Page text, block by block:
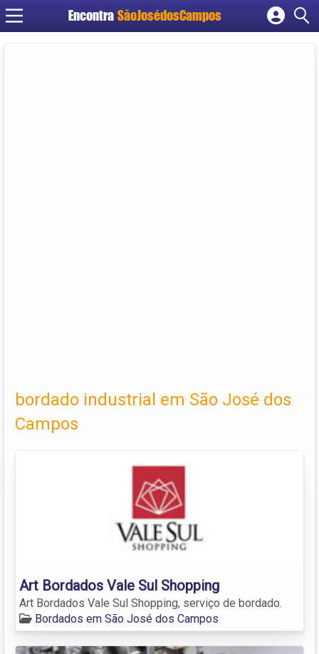
Encontra SãoJosédosCampos
Cadastrar empresa
bordado industrial em São José dos
Campos
Art Bordados Vale Sul Shopping
Art Bordados Vale Sul Shopping, serviço de bordado.
Bordados em São José dos Campos